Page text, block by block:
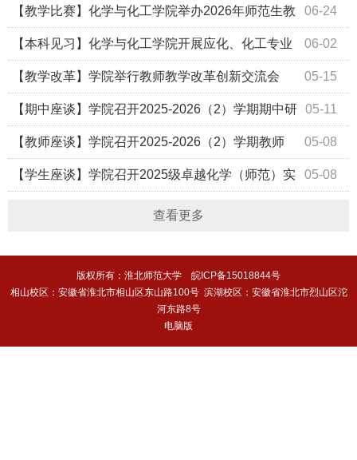
验竞赛 安徽赛区决赛获得佳绩 06-24
【教学比赛】化学与化工学院举办2026年师范生教
学技能比赛 06-02
【本科见习】化学与化工学院开展应化、化工专业
本科生见习活动 05-15
【教学改革】学院举行教师教学改革创新交流会
05-11
【期中座谈】学院召开2025-2026（2）学期期中研
究生与导师座谈会 05-08
【教师座谈】学院召开2025-2026（2）学期教师
座谈会 05-08
【学生座谈】学院召开2025级卓越化学（师范）实
查看更多
版权所有：淮北师范大学 皖ICP备15018844号
相山校区：安徽省淮北市相山区东山路100号 滨湖校区：安徽省淮北市烈山区沱
河东路8号
电脑版